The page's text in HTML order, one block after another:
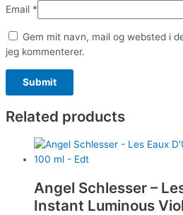
Email *
Gem mit navn, mail og websted i
jeg kommenterer.
Related products
Angel Schlesser –
Instant Luminous